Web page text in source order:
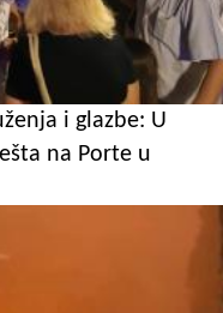
i glazbe: U
na Porte u